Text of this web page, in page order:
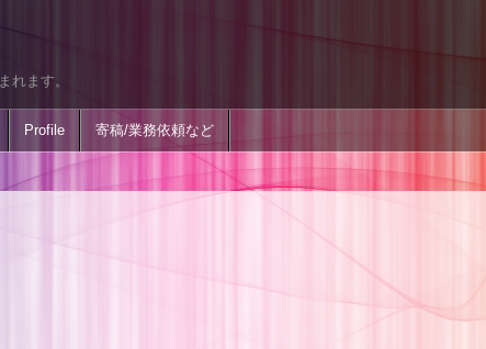
れます。
Profile 寄稿/業務依頼など